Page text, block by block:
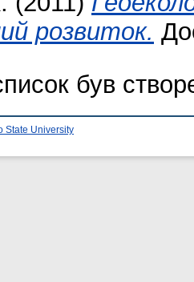
розвиток.
був
State University